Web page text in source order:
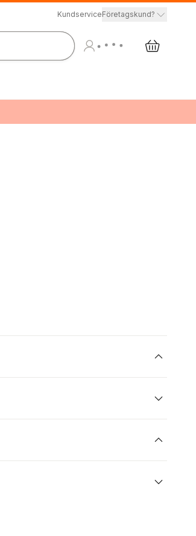
KundserviceFöretagskund?